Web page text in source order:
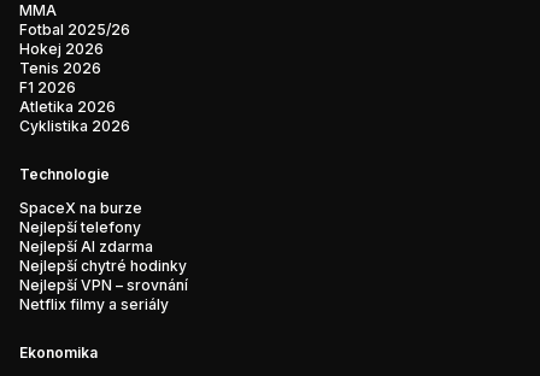
MMA
Fotbal 2025/26
Hokej 2026
Tenis 2026
F1 2026
Atletika 2026
Cyklistika 2026
Technologie
SpaceX na burze
Nejlepší telefony
Nejlepší AI zdarma
Nejlepší chytré hodinky
Nejlepší VPN – srovnání
Netflix filmy a seriály
Ekonomika